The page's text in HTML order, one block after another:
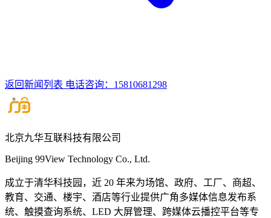
返回新闻列表 电话咨询：15810681298
北京九华互联科技有限公司
Beijing 99View Technology Co., Ltd.
成立于清华科技园，近 20 年来为场馆、政府、工厂、商超、
教育、交通、楼宇、酒店等行业提供广角多媒体信息发布系
统、触摸查询系统、LED 大屏管理、跨媒体云播控平台等专